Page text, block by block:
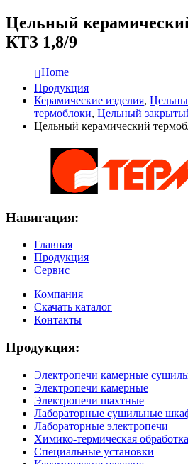
Цельный
КТЗ 1,8/9
Home
Продукция
Керамические изделия,
термоблоки, Цельный
Цельный керамический
Навигация:
Главная
Продукция
Сервис
Компания
Скачать каталог
Контакты
Продукция:
Электропечи камерные
Электропечи камерные
Электропечи шахтные
Лабораторные сушильные
Лабораторные электропечи
Химико-термическая обработка
Специальные установки